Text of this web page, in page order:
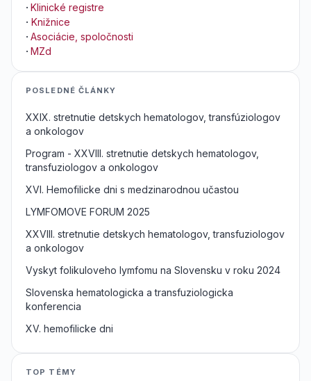
· Klinické registre
· Knižnice
· Asociácie, spoločnosti
· MZd
POSLEDNÉ ČLÁNKY
XXIX. stretnutie detskych hematologov, transfúziologov
a onkologov
Program - XXVIII. stretnutie detskych hematologov,
transfuziologov a onkologov
XVI. Hemofilicke dni s medzinarodnou učastou
LYMFOMOVE FORUM 2025
XXVIII. stretnutie detskych hematologov, transfuziologov
a onkologov
Vyskyt folikuloveho lymfomu na Slovensku v roku 2024
Slovenska hematologicka a transfuziologicka
konferencia
XV. hemofilicke dni
TOP TÉMY